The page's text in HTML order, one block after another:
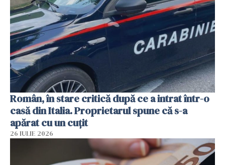
Român, în stare critică după ce a intrat într-o
casă din Italia. Proprietarul spune că s-a
apărat cu un cuțit
26 IULIE 2026